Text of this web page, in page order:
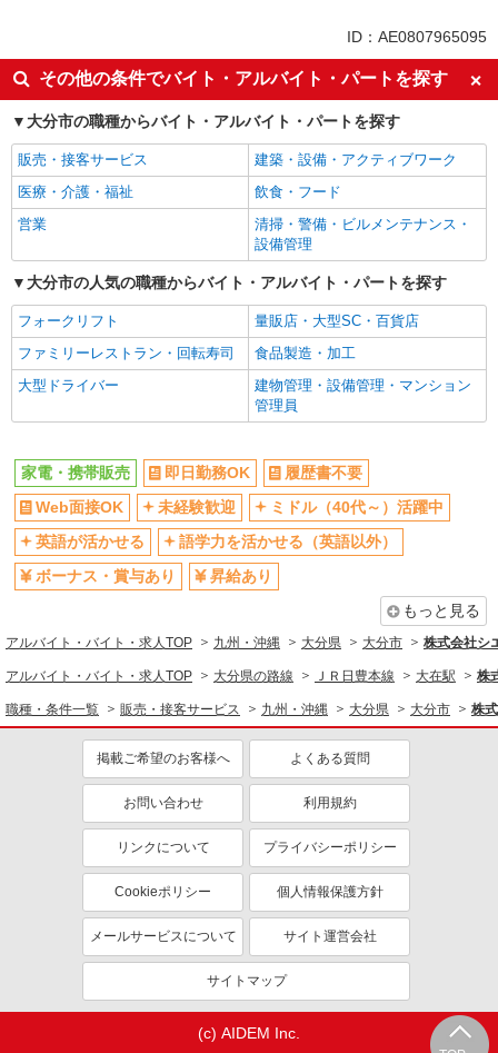
英語が活かせる
ボーナス・賞与あり
車通勤OK
交通費支給
社会保険あり
社員登用あり
ID：AE0807965095
その他の条件でバイト・アルバイト・パートを探す
大分市の職種からバイト・アルバイト・パートを探す
販売・接客サービス
建築・設備・アクティブワーク
医療・介護・福祉
飲食・フード
営業
清掃・警備・ビルメンテナンス・
設備管理
大分市の人気の職種からバイト・アルバイト・パートを探す
フォークリフト
量販店・大型SC・百貨店
ファミリーレストラン・回転寿司
食品製造・加工
大型ドライバー
建物管理・設備管理・マンション
管理員
家電・携帯販売 即日勤務OK
履歴書不要
Web面接OK
未経験歓迎
ミドル（40代～）活躍中
英語が活かせる
語学力を活かせる（英語以外）
ボーナス・賞与あり
昇給あり
もっと見る
アルバイト・バイト・求人TOP 九州・沖縄 大分県 大分市 株式会社シ
アルバイト・バイト・求人TOP 大分県の路線 ＪＲ日豊本線 大在駅 株
職種・条件一覧 販売・接客サービス 九州・沖縄 大分県 大分市 株
掲載ご希望のお客様へ よくある質問
お問い合わせ 利用規約
リンクについて プライバシーポリシー
Cookieポリシー 個人情報保護方針
メールサービスについて サイト運営会社
サイトマップ
(c) AIDEM Inc.